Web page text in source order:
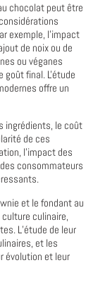
chocolat peut être
exemple, l'impact
de noix ou de
ou véganes
final. L'étude
offre un
ingrédients, le coût
de ces
l’impact des
consommateurs
et le fondant au
culinaire,
L’étude de leur
et les
évolution et leur